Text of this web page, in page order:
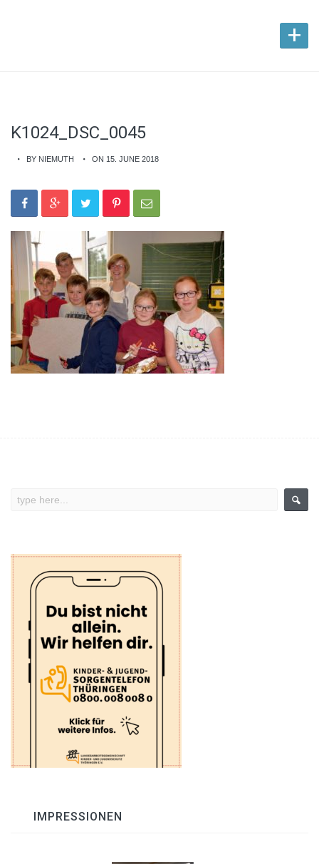
+
K1024_DSC_0045
BY NIEMUTH ON 15. JUNE 2018
IMPRESSIONEN